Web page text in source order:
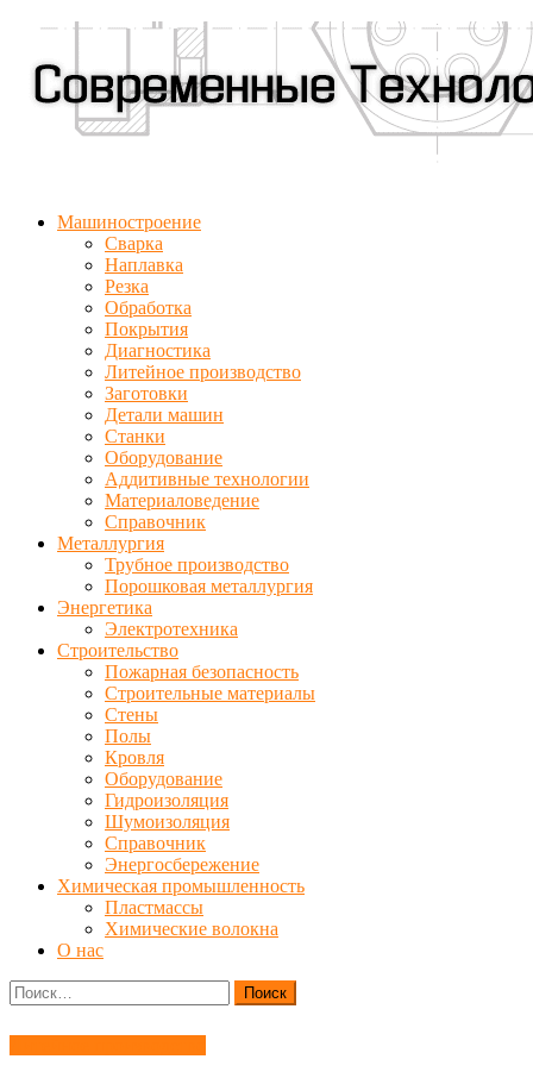
Машиностроение
Сварка
Наплавка
Резка
Обработка
Покрытия
Диагностика
Литейное производство
Заготовки
Детали машин
Станки
Оборудование
Аддитивные технологии
Материаловедение
Справочник
Металлургия
Трубное производство
Порошковая металлургия
Энергетика
Электротехника
Строительство
Пожарная безопасность
Строительные материалы
Стены
Полы
Кровля
Оборудование
Гидроизоляция
Шумоизоляция
Справочник
Энергосбережение
Химическая промышленность
Пластмассы
Химические волокна
О нас
Найти: